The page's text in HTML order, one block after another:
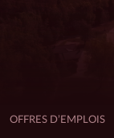
OFFRES D’EMPLOIS